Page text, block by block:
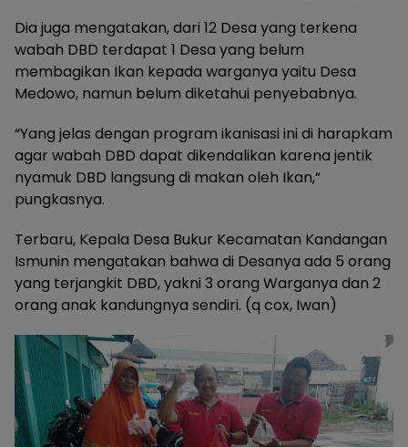
Dia juga mengatakan, dari 12 Desa yang terkena
wabah DBD terdapat 1 Desa yang belum
membagikan Ikan kepada warganya yaitu Desa
Medowo, namun belum diketahui penyebabnya.
“Yang jelas dengan program ikanisasi ini di harapkam
agar wabah DBD dapat dikendalikan karena jentik
nyamuk DBD langsung di makan oleh Ikan,”
pungkasnya.
Terbaru, Kepala Desa Bukur Kecamatan Kandangan
Ismunin mengatakan bahwa di Desanya ada 5 orang
yang terjangkit DBD, yakni 3 orang Warganya dan 2
orang anak kandungnya sendiri. (q cox, Iwan)